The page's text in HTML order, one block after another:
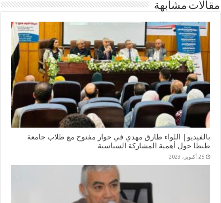
مقالات مشابهة
بالفيديو| اللواء طارق مهدي في حوار مفتوح مع طلاب جامعة
طنطا حول أهمية المشاركة السياسية
25 أكتوبر، 2023